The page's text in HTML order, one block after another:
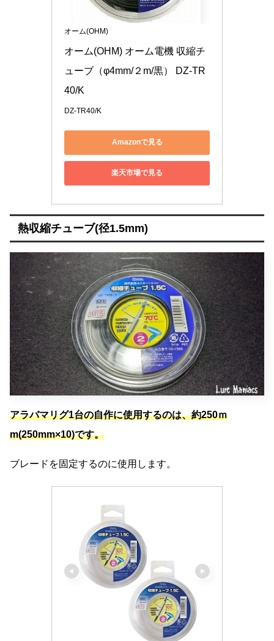
オーム(OHM)
オーム(OHM) オーム電機 収縮チ
ューブ（φ4mm/２m/黒） DZ-TR
40/K
DZ-TR40/K
Amazonで見る
楽天市場で見る
熱収縮チューブ(径1.5mm)
アラバマリグ1台の自作に使用するのは、約250ｍ
m(250mm×10)です。
ブレードを固定するのに使用します。